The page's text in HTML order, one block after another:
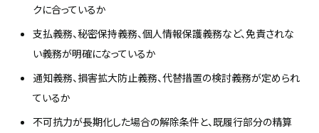
クに合っているか
支払義務、秘密保持義務、個人情報保護義務など、免責されな
い義務が明確になっているか
通知義務、損害拡大防止義務、代替措置の検討義務が定められ
ているか
不可抗力が長期化した場合の解除条件と、既履行部分の精算